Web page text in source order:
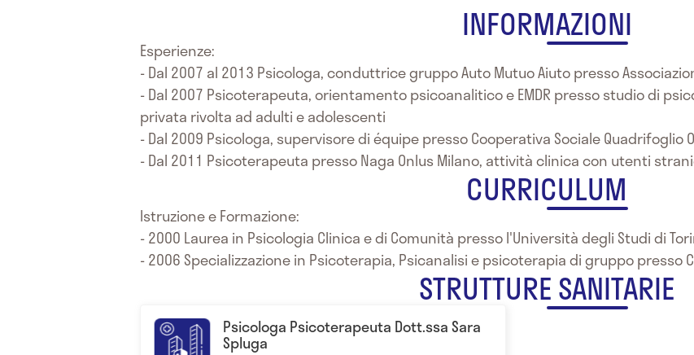
INFORMAZIONI
Esperienze:
- Dal 2007 al 2013 Psicologa, conduttrice gruppo Auto Mutuo Aiuto presso
- Dal 2007 Psicoterapeuta, orientamento psicoanalitico e EMDR presso studio di
privata rivolta ad adulti e adolescenti
- Dal 2009 Psicologa, supervisore di équipe presso Cooperativa Sociale Quadrifoglio
- Dal 2011 Psicoterapeuta presso Naga Onlus Milano, attività clinica con utenti
CURRICULUM
Istruzione e Formazione:
- 2000 Laurea in Psicologia Clinica e di Comunità presso l'Università degli Studi di
- 2006 Specializzazione in Psicoterapia, Psicanalisi e psicoterapia di gruppo presso
STRUTTURE SANITARIE
Psicologa Psicoterapeuta Dott.ssa Sara
Spluga